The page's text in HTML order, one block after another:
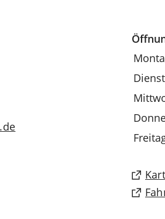
de
in